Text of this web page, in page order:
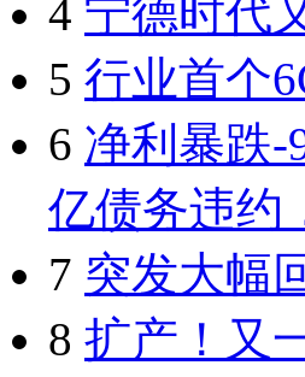
4 宁德时代
5 行业首个
6 净利暴跌-
亿债务违约
7 突发大幅
8 扩产！又